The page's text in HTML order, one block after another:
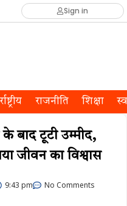
Sign in
राजनीति शिक्षा
बाद टूटी उम्मीद,
जीवन का विश्वास
9:43 pm No Comments